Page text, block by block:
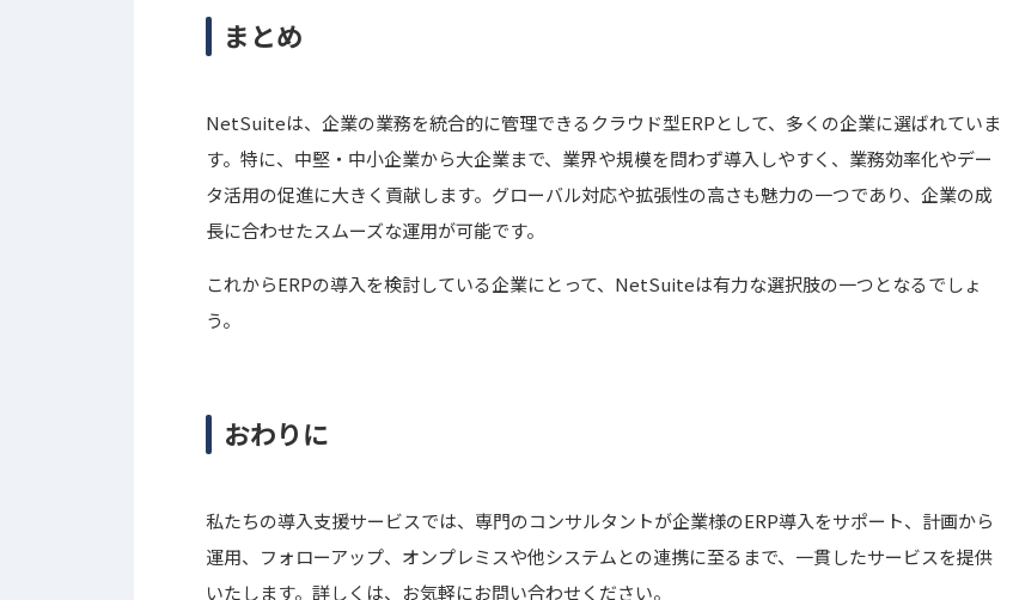
まとめ
NetSuiteは、企業の業務を統合的に管理できるクラウド型ERPとして、多くの企業に選ばれていま
す。特に、中堅・中小企業から大企業まで、業界や規模を問わず導入しやすく、業務効率化やデー
タ活用の促進に大きく貢献します。グローバル対応や拡張性の高さも魅力の一つであり、企業の成
長に合わせたスムーズな運用が可能です。
これからERPの導入を検討している企業にとって、NetSuiteは有力な選択肢の一つとなるでしょ
う。
おわりに
私たちの導入支援サービスでは、専門のコンサルタントが企業様のERP導入をサポート、計画から
運用、フォローアップ、オンプレミスや他システムとの連携に至るまで、一貫したサービスを提供
いたします。詳しくは、お気軽にお問い合わせください。